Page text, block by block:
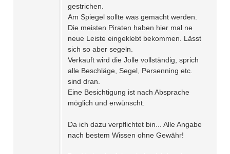
gestrichen.
Am Spiegel sollte was gemacht werden.
Die meisten Piraten haben hier mal ne
neue Leiste eingeklebt bekommen. Lässt
sich so aber segeln.
Verkauft wird die Jolle vollständig, sprich
alle Beschläge, Segel, Persenning etc.
sind dran.
Eine Besichtigung ist nach Absprache
möglich und erwünscht.
Da ich dazu verpflichtet bin... Alle Angabe
nach bestem Wissen ohne Gewähr!